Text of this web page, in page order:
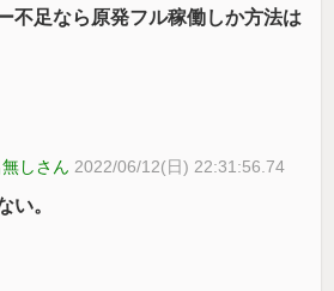
不足なら原発フル稼働しか方法は
しさん 2022/06/12(日) 22:31:56.74
い。